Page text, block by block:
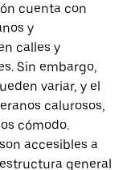
cuenta con
y
calles y
Sin embargo,
variar, y el
calurosos,
cómodo.
accesibles a
general